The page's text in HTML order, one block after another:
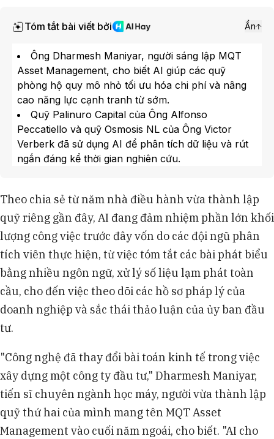
Tóm tắt bài viết bởi Ẩn
Ông Dharmesh Maniyar, người sáng lập MQT
Asset Management, cho biết AI giúp các quỹ
phòng hộ quy mô nhỏ tối ưu hóa chi phí và nâng
cao năng lực cạnh tranh từ sớm.
Quỹ Palinuro Capital của Ông Alfonso
Peccatiello và quỹ Osmosis NL của Ông Victor
Verberk đã sử dụng AI để phân tích dữ liệu và rút
ngắn đáng kể thời gian nghiên cứu.
hộ hiện đang sử dụng AI hàng ngày cho mục đích
nghiên cứu.
Tại Alpha Curve Investments, Ông Philippe
Gougenheim và Ông Pierre Ahlsell de Toulza đã
dùng mô hình Claude để cơ cấu 70% danh mục
đầu tư trị giá 100 triệu bảng Anh.
Ông Eric Lonergan từ Calibrate Management sử
dụng AI để lọc tài sản, giúp các quỹ nhỏ không bị
Theo chia sẻ từ năm nhà điều hành vừa thành lập
quỹ riêng gần đây, AI đang đảm nhiệm phần lớn khối
lượng công việc trước đây vốn do các đội ngũ phân
tích viên thực hiện, từ việc tóm tắt các bài phát biểu
bằng nhiều ngôn ngữ, xử lý số liệu lạm phát toàn
cầu, cho đến việc theo dõi các hồ sơ pháp lý của
doanh nghiệp và sắc thái thảo luận của ủy ban đầu
tư.
"Công nghệ đã thay đổi bài toán kinh tế trong việc
xây dựng một công ty đầu tư," Dharmesh Maniyar,
tiến sĩ chuyên ngành học máy, người vừa thành lập
quỹ thứ hai của mình mang tên MQT Asset
Management vào cuối năm ngoái, cho biết. "AI cho